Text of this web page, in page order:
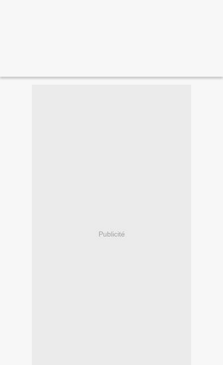
Publicité